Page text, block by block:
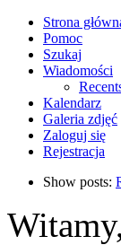
Strona
Pomoc
Szukaj
Wiadomości
Kalendarz
Galeria zdjęć
Zaloguj się
Rejestracja
Show posts: